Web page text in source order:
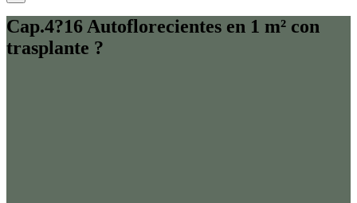
Cap.4?16 Autoflorecientes en 1 m² con
trasplante ?